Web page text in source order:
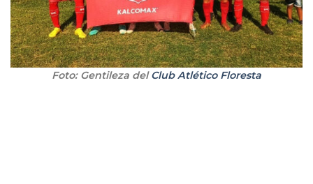
Foto: Gentileza delClub Atlético Floresta